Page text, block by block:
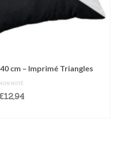
cm – Imprimé Triangles
NON NOTÉ
12,94